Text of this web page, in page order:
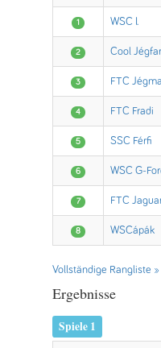
1 WSC I.
2 Cool
3 FTC
4 FTC Fradi
5 SSC Férfi
6 WSC G-
7 FTC
8 WSCápák
Vollständige Rangliste »
Ergebnisse
Spiele 1